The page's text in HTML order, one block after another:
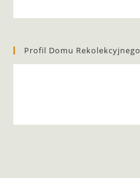
Profil Domu Rekolekcyjnego